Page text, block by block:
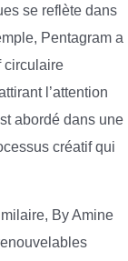
se reflète dans
Pentagram a
circulaire
l’attention
abordé dans une
créatif qui
By Amine